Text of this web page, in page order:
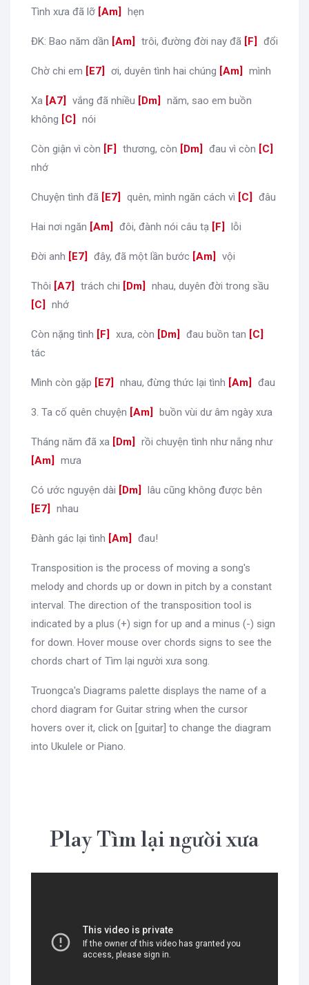
Tình xưa đã lỡ [Am hẹn
ĐK: Bao năm dần [Am trôi, đường đời nay đã [F đổi
Chờ chi em [E7 ơi, duyên tình hai chúng [Am mình
Xa [A7 vắng đã nhiều [Dm
năm, sao em buồn
không [C nói
Còn giận vì còn [F thương, còn [Dm đau vì còn [C
nhớ
Chuyện tình đã [E7 quên, mình ngăn cách vì [C đâu
Hai nơi ngăn [Am đôi, đành nói câu tạ [F lỗi
Đời anh [E7 đây, đã một lần bước [Am vội
Thôi [A7 trách chi [Dm nhau, duyên đời trong sầu
C
nhớ
Còn nặng tình [F xưa, còn [Dm đau buồn tan [C
tác
Mình còn gặp [E7 nhau, đừng thức lại tình [Am đau
3. Ta cố quên chuyện [Am buồn vùi dư âm ngày xưa
Tháng năm đã xa [Dm rồi chuyện tình như nắng như[
Am
mưa
Có ước nguyện dài [Dm lâu cũng không được bên
E7
nhau
Đành gác lại tình [Am đau!
Transposition is the process of moving a song's
melody and chords up or down in pitch by a constant
interval. The direction of the transposition tool is
indicated by a plus (+) sign for up and a minus (-) sign
for down. Hover mouse over chords signs to see the
chords chart of Tìm lại người xưa song.
Truongca's Diagrams palette displays the name of a
chord diagram for Guitar string when the cursor
hovers over it, click on [guitar] to change the diagram
into Ukulele or Piano.
Play Tìm lại người xưa